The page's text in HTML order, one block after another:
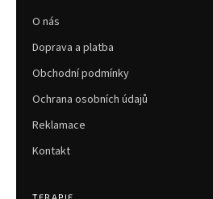
O nás
Doprava a platba
Obchodní podmínky
Ochrana osobních údajů
Reklamace
Kontakt
TERAPIE